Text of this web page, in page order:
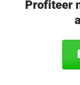
Productomschrijving
Verzending &
Profiteer